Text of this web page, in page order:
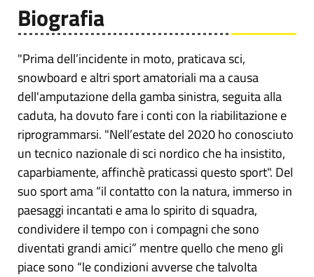
Biografia
"Prima dell’incidente in moto, praticava sci,
snowboard e altri sport amatoriali ma a causa
dell'amputazione della gamba sinistra, seguita alla
caduta, ha dovuto fare i conti con la riabilitazione e
riprogrammarsi. "Nell’estate del 2020 ho conosciuto
un tecnico nazionale di sci nordico che ha insistito,
caparbiamente, affinchè praticassi questo sport". Del
suo sport ama “il contatto con la natura, immerso in
paesaggi incantati e ama lo spirito di squadra,
condividere il tempo con i compagni che sono
diventati grandi amici” mentre quello che meno gli
piace sono “le condizioni avverse che talvolta